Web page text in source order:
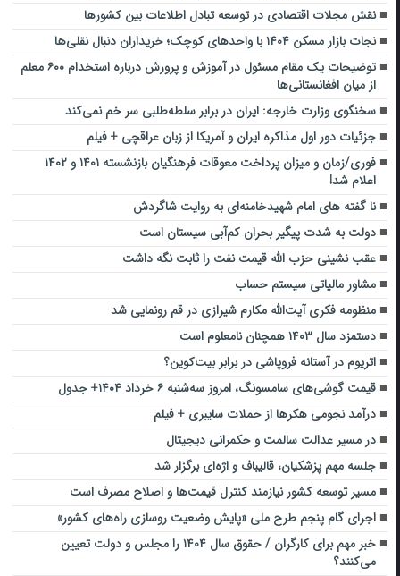
نقش مجلات اقتصادی در توسعه تبادل اطلاعات بین کشورها
نجات بازار مسکن ۱۴۰۴ با واحدهای کوچک؛ خریداران دنبال نقلی‌ها
توضیحات یک مقام مسئول در آموزش و پرورش درباره استخدام ۶۰۰ معلم
از میان افغانستانی‌ها
سخنگوی وزارت خارجه: ایران در برابر سلطه‌طلبی سر خم نمی‌کند
جزئیات دور اول مذاکره ایران و آمریکا از زبان عراقچی + فیلم
فوری/زمان و میزان پرداخت معوقات فرهنگیان بازنشسته ۱۴۰۱ و ۱۴۰۲
اعلام شد!
نا گفته های امام شهیدخامنه‌ای به روایت شاگردش
دولت به شدت پیگیر بحران کم‌آبی سیستان است
عقب نشینی حزب الله قیمت نفت را ثابت نگه داشت
مشاور مالیاتی سیستم حساب
منظومه فکری آیت‌الله مکارم شیرازی در قم رونمایی شد
دستمزد سال ۱۴۰۳ همچنان نامعلوم است
اتریوم در آستانه فروپاشی در برابر بیت‌کوین؟
قیمت گوشی‌های سامسونگ، امروز سه‌شنبه ۶ خرداد ۱۴۰۴+ جدول
درآمد نجومی هکرها از حملات سایبری + فیلم
در مسیر عدالت سالمت و حکمرانی دیجیتال
جلسه مهم پزشکیان، قالیباف و اژه‌ای برگزار شد
مسیر توسعه کشور نیازمند کنترل قیمت‌ها و اصلاح مصرف است
اجرای گام پنجم طرح ملی «پایش وضعیت روسازی راه‌های کشور»
خبر مهم برای کارگران / حقوق سال ۱۴۰۴ را مجلس و دولت تعیین
می‌کنند؟